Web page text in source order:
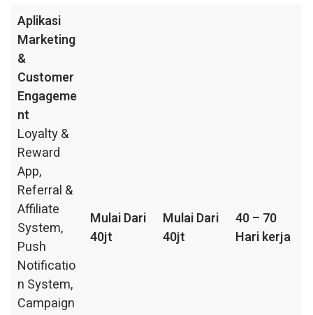
Aplikasi
Marketing
&
Customer
Engageme
nt
Loyalty &
Reward
App,
Referral &
Affiliate
System,
Push
Notificatio
n System,
Campaign
Mulai Dari
40jt
Mulai Dari
40jt
40 – 70
Hari kerja